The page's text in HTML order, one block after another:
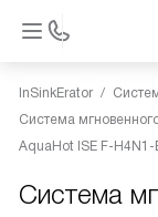
InSinkErator
Система
AquaHot ISE F-
Система